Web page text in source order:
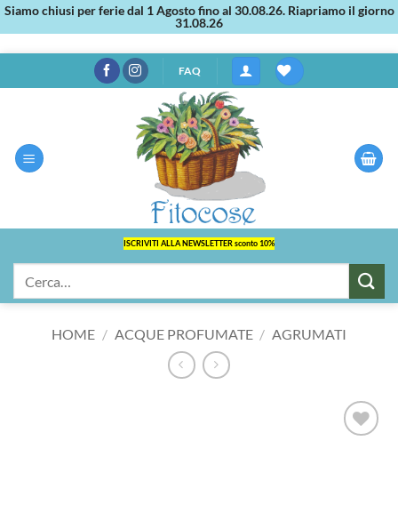
Siamo chiusi per ferie dal 1 Agosto fino al 30.08.26. Riapriamo il giorno
31.08.26
ai
FAQ
ISCRIVITI ALLA NEWSLETTER sconto 10%
HOME / ACQUE PROFUMATE / AGRUMATI